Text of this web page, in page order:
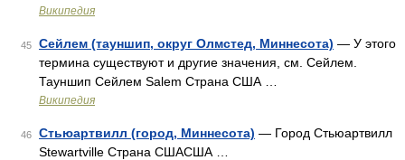
Википедия
45 Сейлем (тауншип, округ Олмстед, Миннесота) — У этого
термина существуют и другие значения, см. Сейлем.
Тауншип Сейлем Salem Страна США …
Википедия
46 Стьюартвилл (город, Миннесота) — Город Стьюартвилл
Stewartville Страна СШАСША …